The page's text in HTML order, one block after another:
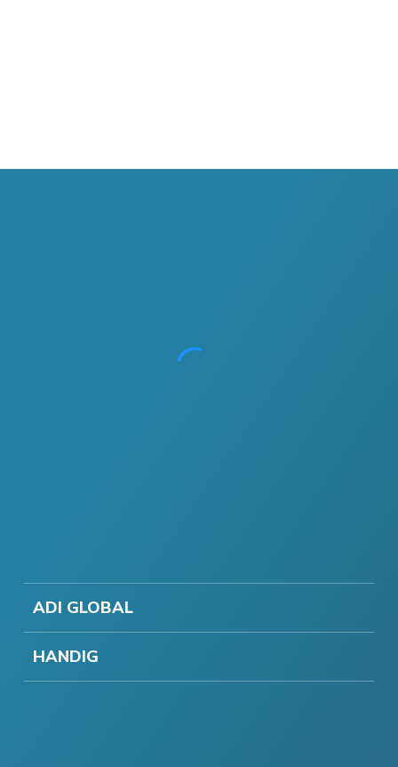
ADI GLOBAL
HANDIG